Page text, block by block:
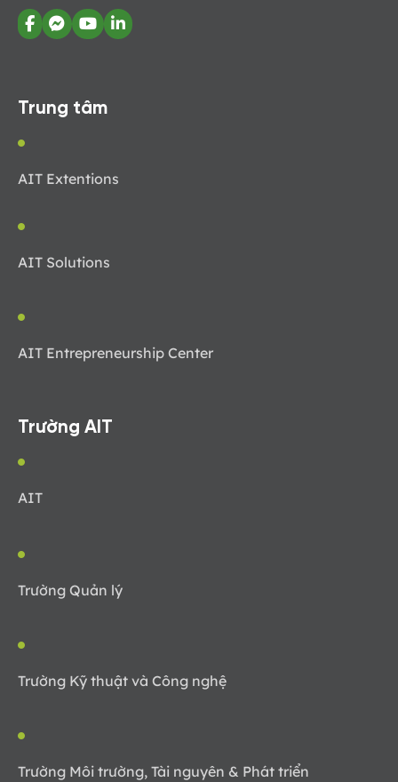
Trung tâm
AIT Extentions
AIT Solutions
AIT Entrepreneurship Center
Trường AIT
AIT
Trường Quản lý
Trường Kỹ thuật và Công nghệ
Trường Môi trường, Tài nguyên & Phát triển